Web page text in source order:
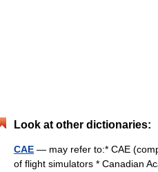
Look at other dictionaries:
CAE — may refer to:* CAE
of flight simulators * Canadian